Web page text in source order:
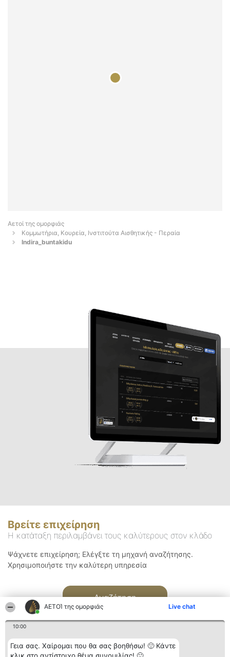
ΑΕΤΟΊ της ομορφιάς Live chat
10:00
Γεια σας. Χαίρομαι που θα σας βοηθήσω! 🙂 Κάντε
Αετοί της ομορφιάς
Κομμωτήρια, Κουρεία, Ινστιτούτα Αισθητικής - Περαία
Indira_buntakidu
Βρείτε επιχείρηση
Η κατάταξη περιλαμβάνει τους καλύτερους στον κλάδο
Ψάχνετε επιχείρηση; Ελέγξτε τη μηχανή αναζήτησης.
Χρησιμοποιήστε την καλύτερη υπηρεσία
Αναζήτηση